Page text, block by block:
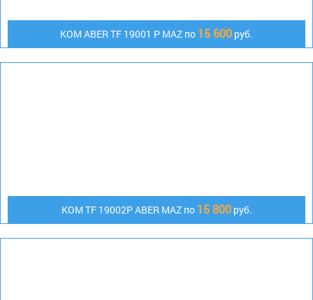
КОМ АBER TF 19001 P MAZ по 15 600 руб.
КОМ TF 19002P ABER MAZ по 15 800руб.